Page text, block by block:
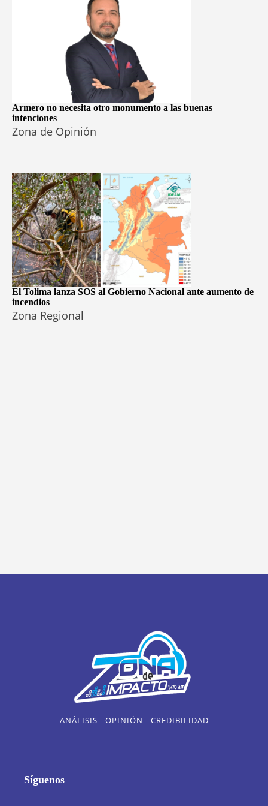
Armero no necesita otro monumento a las buenas
intenciones
Zona de Opinión
El Tolima lanza SOS al Gobierno Nacional ante aumento de
incendios
Zona Regional
ANÁLISIS - OPINIÓN - CREDIBILIDAD
Síguenos